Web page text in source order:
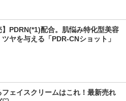
】PDRN(*1)配合。肌悩み特化型美容
ヤを与える「PDR-CNショット」
ェイスクリームはこれ！最新売れ